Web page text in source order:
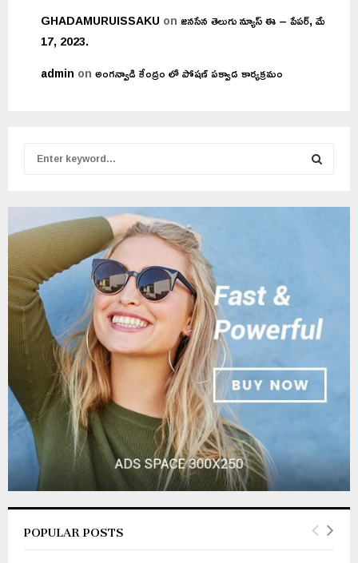
GHADAMURUISSAKU onజనసేన తెలుగు న్యూస్ ఈ – పేపర్, మే
17, 2023.
admin onఅంగన్వాడి కేంద్రం లో పోషణ్ పక్వాడ కార్యక్రమం
r
h
f
o
r
:
C
POPULAR POSTS